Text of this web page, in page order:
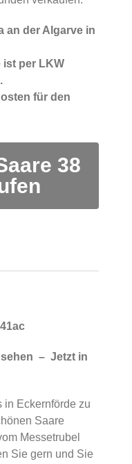
an der Algarve in
ist per LKW
für den
38
– Jetzt in
in Eckernförde zu
Saare
Messetrubel
Sie gern und Sie